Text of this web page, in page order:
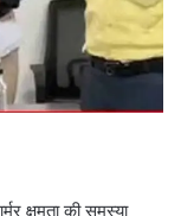
क्षमता की समस्या